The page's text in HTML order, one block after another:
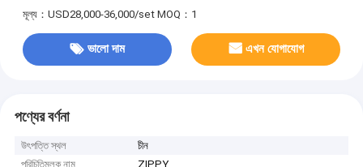
মূল্য：USD28,000-36,000/set MOQ：1
ভালো দাম এখন যোগাযোগ
পণ্যের বর্ণনা
উৎপত্তি স্থল
চীন
পরিচিতিমুলক নাম
ZIPPY